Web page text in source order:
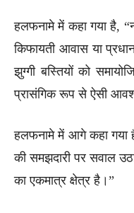
हलफनामे में कहा गया है,
किफायती आवास या
झुग्गी बस्तियों को
प्रासंगिक रूप से ऐसी
हलफनामे में आगे कहा गया है
की समझदारी पर सवाल
का एकमात्र क्षेत्र है।”